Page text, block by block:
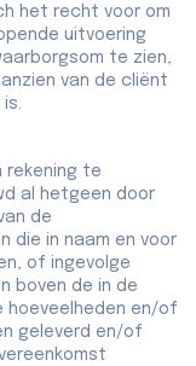
het recht voor om
uitvoering
te zien,
van de cliënt
rekening te
al hetgeen door
de
die in naam en voor
of ingevolge
boven de in de
hoeveelheden en/of
geleverd en/of